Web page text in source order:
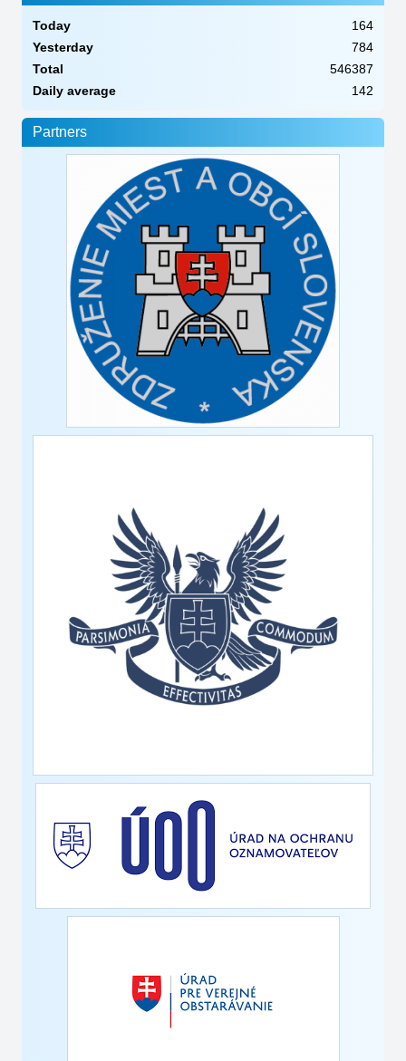
Today
164
Yesterday
784
Total
546387
Daily average
142
Partners